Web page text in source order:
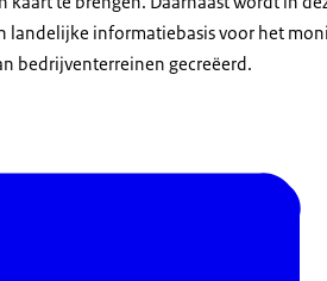
landelijke informatiebasis voor het
bedrijventerreinen gecreëerd.